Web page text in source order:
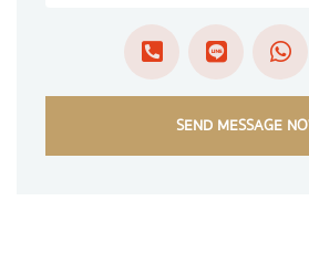
SEND MESSAGE